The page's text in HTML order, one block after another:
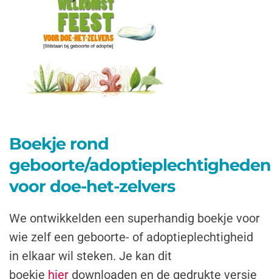
Boekje rond
geboorte/adoptieplechtigheden
voor doe-het-zelvers
We ontwikkelden een superhandig boekje voor
wie zelf een geboorte- of adoptieplechtigheid
in elkaar wil steken. Je kan dit
boekje hier downloaden en de gedrukte versie